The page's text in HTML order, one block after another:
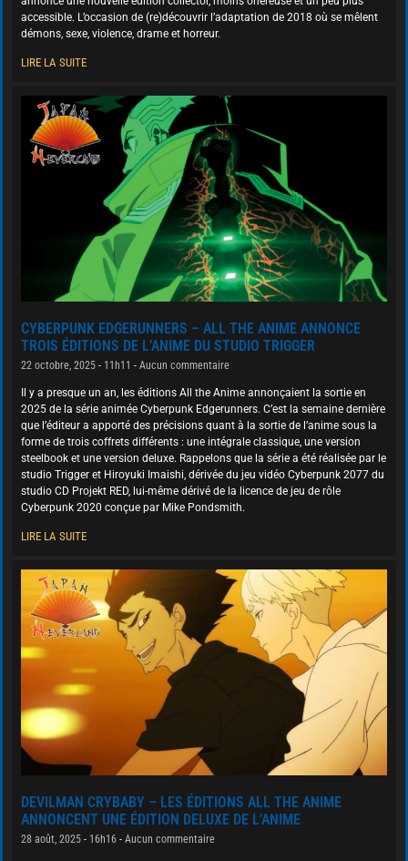
accessible. L’occasion de (re)découvrir l’adaptation de 2018 où se mêlent
démons, sexe, violence, drame et horreur.
LIRE LA SUITE
CYBERPUNK EDGERUNNERS – ALL THE ANIME ANNONCE
TROIS ÉDITIONS DE L’ANIME DU STUDIO TRIGGER
22 octobre, 2025 11h11 Aucun commentaire
Il y a presque un an, les éditions All the Anime annonçaient la sortie en
2025 de la série animée Cyberpunk Edgerunners. C’est la semaine dernière
que l’éditeur a apporté des précisions quant à la sortie de l’anime sous la
forme de trois coffrets différents : une intégrale classique, une version
steelbook et une version deluxe. Rappelons que la série a été réalisée par le
studio Trigger et Hiroyuki Imaishi, dérivée du jeu vidéo Cyberpunk 2077 du
studio CD Projekt RED, lui-même dérivé de la licence de jeu de rôle
Cyberpunk 2020 conçue par Mike Pondsmith.
LIRE LA SUITE
DEVILMAN CRYBABY – LES ÉDITIONS ALL THE ANIME
ANNONCENT UNE ÉDITION DELUXE DE L’ANIME
28 août, 2025 16h16 Aucun commentaire